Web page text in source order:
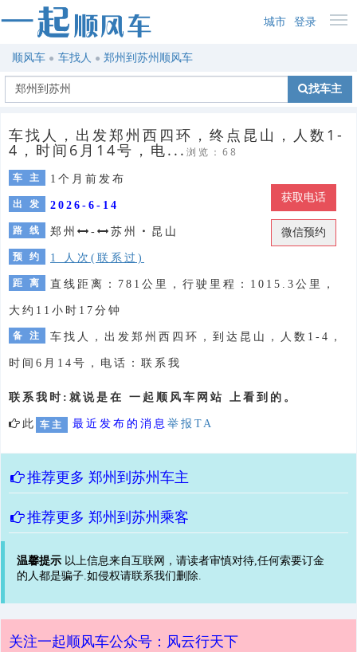
城市 登录
顺风车 车找人 郑州到苏州顺风车
找车主
车找人，出发郑州西四环，终点昆山，人数1-
4，时间6月14号，电... 浏览：68
车 主 1个月前发布
出 发 2026-6-14
获取电话
微信预约
路 线 郑州 - 苏州 ・ 昆山
预 约 1 人次(联系过)
距 离 直线距离：781公里，行驶里程：1015.3公里，
大约11小时17分钟
备 注 车找人，出发郑州西四环，到达昆山，人数1-4，
时间6月14号，电话：联系我
联系我时:就说是在 一起顺风车网站 上看到的。
此 车主 最近发布的消息 举报TA
推荐更多 郑州到苏州车主
推荐更多 郑州到苏州乘客
温馨提示 以上信息来自互联网，请读者审慎对待,任何索要订金
的人都是骗子.如侵权请联系我们删除.
关注一起顺风车公众号：风云行天下